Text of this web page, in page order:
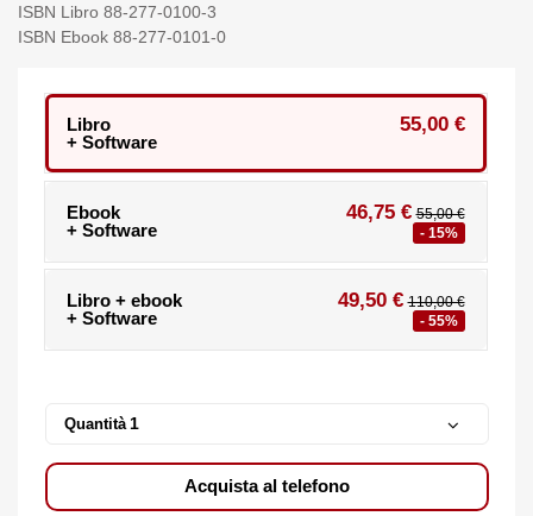
ISBN Libro 88-277-0100-3
ISBN Ebook 88-277-0101-0
Libro
+ Software
55,00 €
Ebook
+ Software
46,75 € 55,00 €
- 15%
Libro + ebook
+ Software
49,50 € 110,00 €
- 55%
Quantità
Acquista al telefono